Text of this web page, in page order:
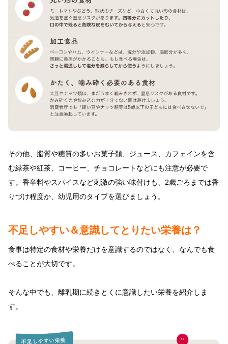
その他、脂質や糖質の多いお菓子類、ジュース、カフェインを含
む緑茶や紅茶、コーヒー、チョコレートなどにも注意が必要で
す。香辛料やスパイスなど刺激の強い味付けも、2歳ごろまでは香
りづけ程度か、幼児用のタイプを選びましょう。
不足しやすい＆意識してとりたい栄養は？
食事は特定の食材や栄養だけを意識するのではなく、なんでも食
べることが大切です。
そんな中でも、離乳期に続きとくに意識したい栄養を紹介しま
す。